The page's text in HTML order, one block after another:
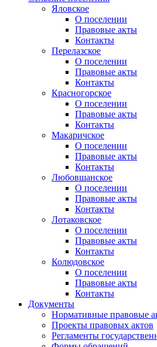
Яловское
О поселении
Правовые акты
Контакты
Перелазское
О поселении
Правовые акты
Контакты
Красногорское
О поселении
Правовые акты
Контакты
Макаричское
О поселении
Правовые акты
Контакты
Любовшанское
О поселении
Правовые акты
Контакты
Лотаковское
О поселении
Правовые акты
Контакты
Колюдовское
О поселении
Правовые акты
Контакты
Документы
Нормативные правовые
Проекты правовых актов
Регламенты